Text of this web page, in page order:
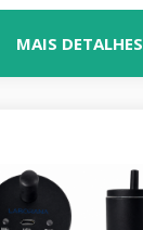
MAIS DETALHES